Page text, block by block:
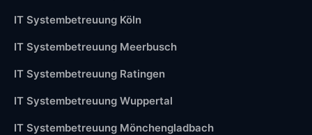
IT Systembetreuung Köln
IT Systembetreuung Meerbusch
IT Systembetreuung Ratingen
IT Systembetreuung Wuppertal
IT Systembetreuung Mönchengladbach